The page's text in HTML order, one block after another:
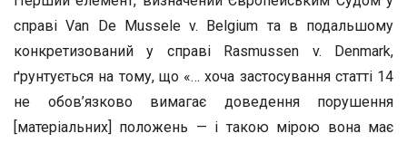
справі Van De Mussele v. Belgium та в подальшому
конкретизований у справі Rasmussen v. Denmark,
ґрунтується на тому, що «… хоча застосування статті 14
не обов’язково вимагає доведення порушення
[матеріальних] положень — і такою мірою вона має